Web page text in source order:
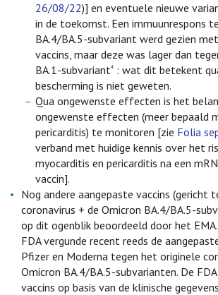
26/08/22)] en eventuele nieuwe
in de toekomst. Een immuunrespons
BA.4/BA.5-subvariant werd gezien
vaccins, maar deze was lager dan
BA.1-subvariant4 : wat dit betekent
bescherming is niet geweten.
Qua ongewenste effecten is het
ongewenste effecten (meer bepaald
pericarditis) te monitoren [zie Folia
verband met huidige kennis over het
myocarditis en pericarditis na een
vaccin].
Nog andere aangepaste vaccins (gericht
coronavirus + de Omicron BA.4/BA.5-
op dit ogenblik beoordeeld door het EMA.
FDA vergunde recent reeds de
Pfizer en Moderna tegen het originele
Omicron BA.4/BA.5-subvarianten. De
vaccins op basis van de klinische